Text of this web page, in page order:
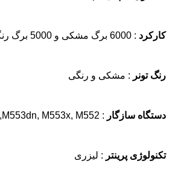
کارکرد : 6000 برگ مشکی و 5000 برگ رنگی
رنگ تونر : مشکی و رنگی
دستگاه سازگار : HP Color LaserJet Enterprise M553n ,M553dn, M553x, M552
تکنولوژی پرینتر : لیزری